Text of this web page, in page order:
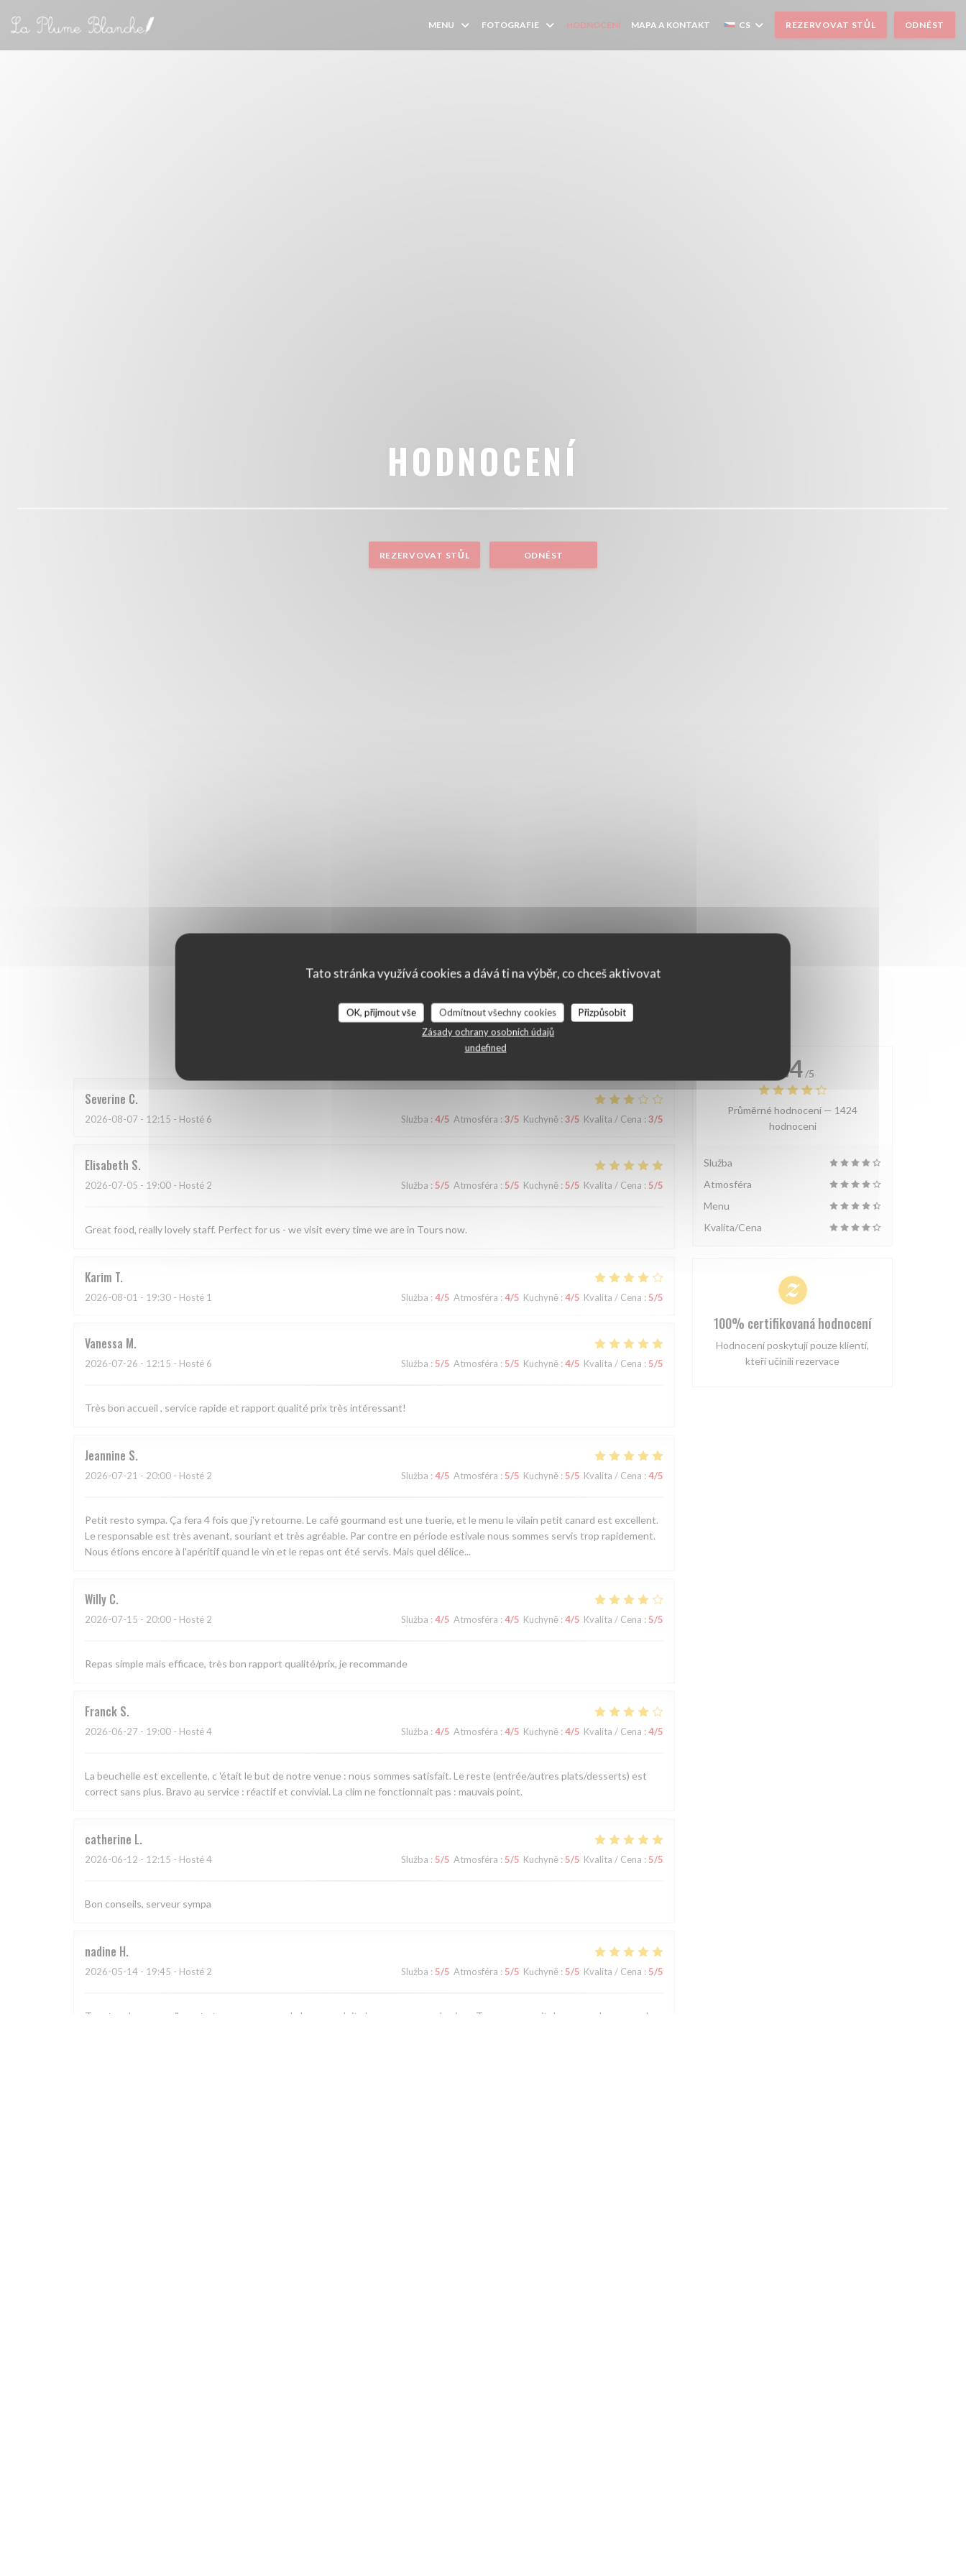
Tato stránka využívá cookies a dává ti na výběr, co chceš aktivovat
OK, přijmout vše Odmítnout všechny cookies
Přizpůsobit
Zásady ochrany osobních údajů
undefined
MENU FOTOGRAFIE HODNOCENÍ MAPA A KONTAKT CS REZERVOVAT STŮL ODNÉST
HODNOCENÍ
REZERVOVAT STŮL ODNÉST
Hodnocení našich zákazníků
Severine C
2026-08-07 - 12:15 - Hosté 6 Služba : 4/5 Atmosféra : 3/5 Kuchyně : 3/5 Kvalita / Cena : 3/5
Elisabeth S
2026-07-05 - 19:00 - Hosté 2 Služba : 5/5 Atmosféra : 5/5 Kuchyně : 5/5 Kvalita / Cena : 5/5
Great food, really lovely staff. Perfect for us - we visit every time we are in Tours now.
Karim T
2026-08-01 - 19:30 - Hosté 1 Služba : 4/5 Atmosféra : 4/5 Kuchyně : 4/5 Kvalita / Cena : 5/5
Vanessa M
2026-07-26 - 12:15 - Hosté 6 Služba : 5/5 Atmosféra : 5/5 Kuchyně : 4/5 Kvalita / Cena : 5/5
Très bon accueil , service rapide et rapport qualité prix très intéressant!
Jeannine S
2026-07-21 - 20:00 - Hosté 2 Služba : 4/5 Atmosféra : 5/5 Kuchyně : 5/5 Kvalita / Cena : 4/5
Petit resto sympa. Ça fera 4 fois que j'y retourne. Le café gourmand est une tuerie, et le menu le vilain petit canard est excellent.
Le responsable est très avenant, souriant et très agréable. Par contre en période estivale nous sommes servis trop rapidement.
Nous étions encore à l'apéritif quand le vin et le repas ont été servis. Mais quel délice...
Willy C
2026-07-15 - 20:00 - Hosté 2 Služba : 4/5 Atmosféra : 4/5 Kuchyně : 4/5 Kvalita / Cena : 5/5
Repas simple mais efficace, très bon rapport qualité/prix, je recommande
Franck S
2026-06-27 - 19:00 - Hosté 4 Služba : 4/5 Atmosféra : 4/5 Kuchyně : 4/5 Kvalita / Cena : 4/5
La beuchelle est excellente, c 'était le but de notre venue : nous sommes satisfait. Le reste (entrée/autres plats/desserts) est
correct sans plus. Bravo au service : réactif et convivial. La clim ne fonctionnait pas : mauvais point.
catherine L
2026-06-12 - 12:15 - Hosté 4 Služba : 5/5 Atmosféra : 5/5 Kuchyně : 5/5 Kvalita / Cena : 5/5
Bon conseils, serveur sympa
nadine H
2026-05-14 - 19:45 - Hosté 2 Služba : 5/5 Atmosféra : 5/5 Kuchyně : 5/5 Kvalita / Cena : 5/5
Tres tres bon accueil , resto tres sympa avec de bons produits locaux, au cœur du vieux Tours...ce serait dommage de ne pas s'y
4.4 /5
Průměrné hodnocení — 1424
hodnoceni
Služba
Atmosféra
Menu
Kvalita/Cena
100% certifikovaná hodnocení
Hodnocení poskytují pouze klienti,
kteří učinili rezervace